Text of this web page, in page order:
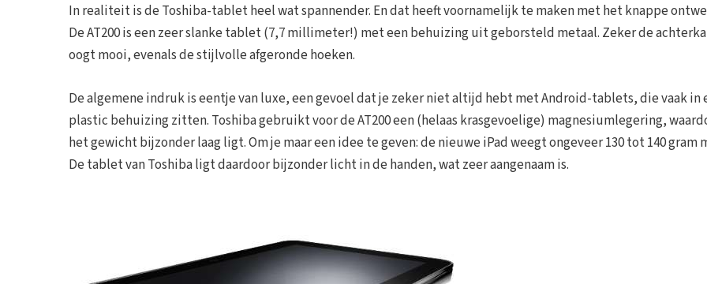
In realiteit is de Toshiba-tablet heel wat spannender. En dat heeft voornamelijk te maken met het knappe
De AT200 is een zeer slanke tablet (7,7 millimeter!) met een behuizing uit geborsteld metaal. Zeker de
oogt mooi, evenals de stijlvolle afgeronde hoeken.
De algemene indruk is eentje van luxe, een gevoel dat je zeker niet altijd hebt met Android-tablets, die vaak in
plastic behuizing zitten. Toshiba gebruikt voor de AT200 een (helaas krasgevoelige) magnesiumlegering,
het gewicht bijzonder laag ligt. Om je maar een idee te geven: de nieuwe iPad weegt ongeveer 130 tot 140 gram
De tablet van Toshiba ligt daardoor bijzonder licht in de handen, wat zeer aangenaam is.